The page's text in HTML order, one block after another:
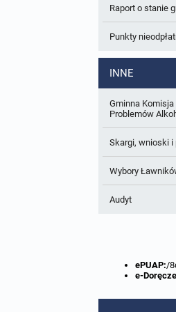
W trakcie
Zbiory danych
Analizy zmian w
Raport o stanie
Punkty
INNE
Gminna
Problemów
Skargi, wnioski i
Wybory
Audyt
ePUAP:/
e-